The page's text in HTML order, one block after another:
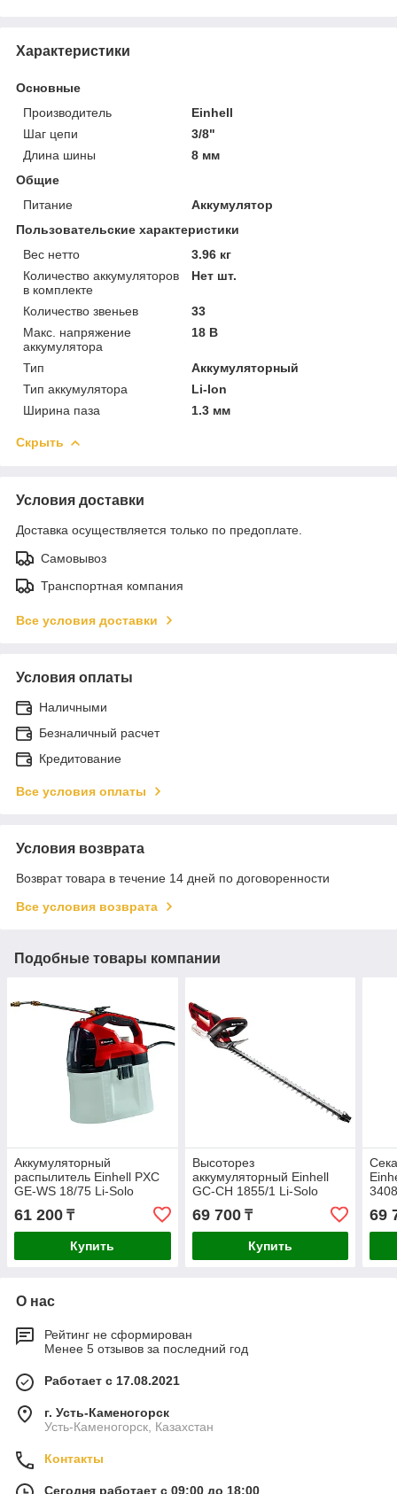
Характеристики
Основные
Производитель
Einhell
Шаг цепи
3/8"
Длина шины
8 мм
Общие
Питание
Аккумулятор
Пользовательские характеристики
Вес нетто
3.96 кг
Количество аккумуляторов
в комплекте
Нет шт.
Количество звеньев
33
Макс. напряжение
аккумулятора
18 В
Тип
Аккумуляторный
Тип аккумулятора
Li-Ion
Ширина паза
1.3 мм
Скрыть
Условия доставки
Доставка осуществляется только по предоплате.
Самовывоз
Транспортная компания
Все условия доставки
Условия оплаты
Наличными
Безналичный расчет
Кредитование
Все условия оплаты
Условия возврата
Возврат товара в течение 14 дней по договоренности
Все условия возврата
Подобные товары компании
Аккумуляторный
распылитель Einhell PXC
GE-WS 18/75 Li-Solo
61 200 ₸
Купить
Высоторез
аккумуляторный Einhell
GC-CH 1855/1 Li-Solo
69 700₸
Купить
69
О нас
Рейтинг не сформирован
Менее 5 отзывов за последний год
Работает с 17.08.2021
г. Усть-Каменогорск
Усть-Каменогорск, Казахстан
Контакты
Сегодня работает с 09:00 до 18:00